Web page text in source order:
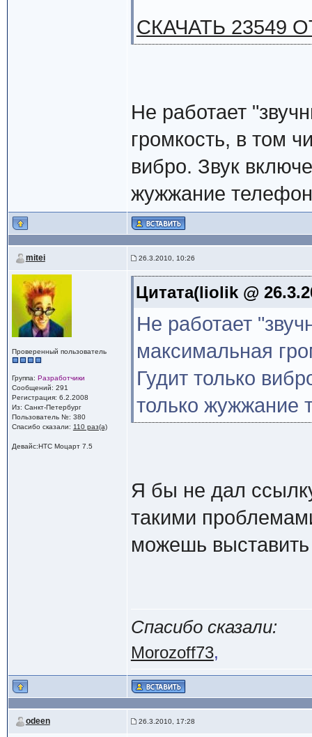
СКАЧАТЬ 23549
Не работает
громкость, в том
вибро. Звук
жужжание
mitei 26.3.2010, 10:26
Проверенный пользователь
Группа: Разработчики
Сообщений: 291
Регистрация: 6.2.2008
Из: Санкт-Петербург
Пользователь №: 380
Спасибо сказали: 110 раз(а)
Девайс:HTC Моцарт 7.5
Цитата(liolik @
Не работает
максимальная
Гудит только
только жужжание
Я бы не дал
такими
можешь
Спасибо сказали:
Morozoff73,
odeen 26.3.2010, 17:28